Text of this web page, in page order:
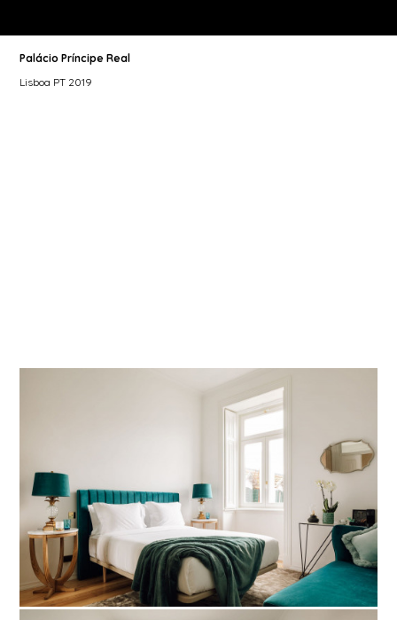
Palácio Príncipe Real
Lisboa PT 2019